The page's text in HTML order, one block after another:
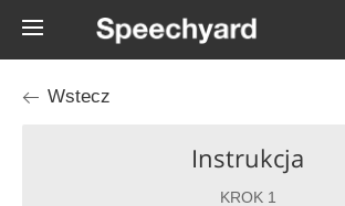
Wstecz
Instrukcja
KROK 1